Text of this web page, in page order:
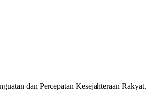
dan Percepatan Kesejahteraan Rakyat.